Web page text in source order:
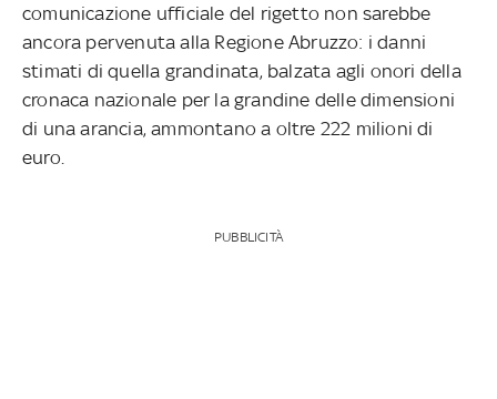
comunicazione ufficiale del rigetto non sarebbe
ancora pervenuta alla Regione Abruzzo: i danni
stimati di quella grandinata, balzata agli onori della
cronaca nazionale per la grandine delle dimensioni
di una arancia, ammontano a oltre 222 milioni di
euro.
PUBBLICITÀ